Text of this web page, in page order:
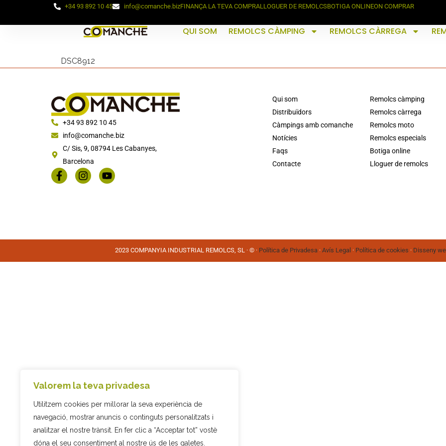
Valorem la teva privadesa
Utilitzem cookies per millorar la seva experiència de
navegació, mostrar anuncis o continguts personalitzats i
analitzar el nostre trànsit. En fer clic a “Acceptar tot” vostè
dóna el seu consentiment al nostre ús de les galetes.
+34 93 892 10 45 info@comanche.bizFINANÇA LA TEVA COMPRALLOGUER DE REMOLCSBOTIGA ONLINEON COMPRAR
QUI SOM REMOLCS CÀMPING REMOLCS CÀRREGA
DSC8912
+34 93 892 10 45
info@comanche.biz
C/ Sis, 9, 08794 Les Cabanyes,
Barcelona
Qui som
Distribuïdors
Càmpings amb comanche
Notícies
Faqs
Contacte
Remolcs càmping
Remolcs càrrega
Remolcs moto
Remolcs especials
Botiga online
Lloguer de remolcs
2023 COMPANYIA INDUSTRIAL REMOLCS, SL · © · Política de Privadesa · Avís Legal · Política de cookies · Disseny